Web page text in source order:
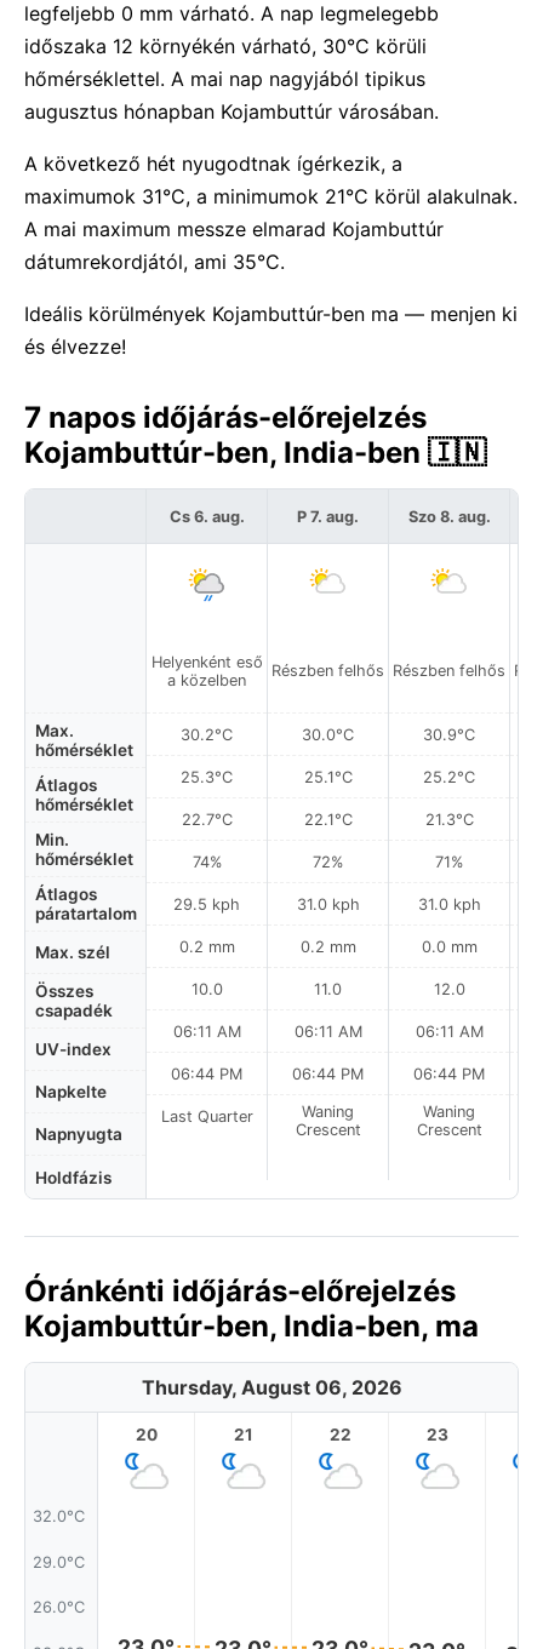
legfeljebb 0 mm várható. A nap legmelegebb
időszaka 12 környékén várható, 30°C körüli
hőmérséklettel. A mai nap nagyjából tipikus
augusztus hónapban Kojambuttúr városában.
A következő hét nyugodtnak ígérkezik, a
maximumok 31°C, a minimumok 21°C körül alakulnak.
A mai maximum messze elmarad Kojambuttúr
dátumrekordjától, ami 35°C.
Ideális körülmények Kojambuttúr-ben ma — menjen ki
és élvezze!
7 napos időjárás-előrejelzés
Kojambuttúr-ben, India-ben 🇮🇳
Max.
hőmérséklet
Átlagos
hőmérséklet
Min.
hőmérséklet
Átlagos
páratartalom
Max. szél
Összes
csapadék
UV-index
Napkelte
Napnyugta
Holdfázis
Cs 6. aug.
Helyenként eső
a közelben
30.2°C
25.3°C
22.7°C
74%
29.5 kph
0.2 mm
10.0
06:11 AM
06:44 PM
Last Quarter
P 7. aug.
Részben felhős
30.0°C
25.1°C
22.1°C
72%
31.0 kph
0.2 mm
11.0
06:11 AM
06:44 PM
Waning
Crescent
Szo 8. aug.
Részben felhős
30.9°C
25.2°C
21.3°C
71%
31.0 kph
0.0 mm
12.0
06:11 AM
06:44 PM
Waning
Crescent
Óránkénti időjárás-előrejelzés
Kojambuttúr-ben, India-ben, ma
Thursday, August 06, 2026
32.0°C
29.0°C
26.0°C
20 21 22 23